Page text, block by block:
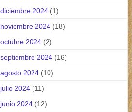
diciembre 2024 (1)
noviembre 2024 (18)
octubre 2024 (2)
septiembre 2024 (16)
agosto 2024 (10)
julio 2024 (11)
junio 2024 (12)